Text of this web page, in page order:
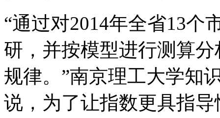
“通过对2014年全省13个
研，并按模型进行测算
规律。”南京理工大学知
说，为了让指数更具指